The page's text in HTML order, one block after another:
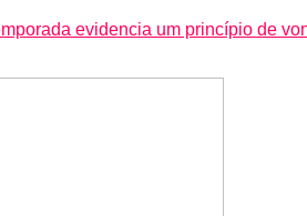
evidencia um princípio de